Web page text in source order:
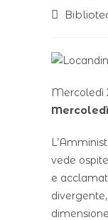
Mercoledì
Mercoledì
vede
e